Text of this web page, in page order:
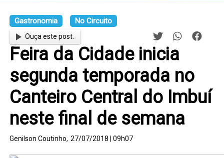
Gastronomia No Circuito
Ouça este post.
Feira da Cidade inicia
segunda temporada no
Canteiro Central do Imbuí
neste final de semana
Genilson Coutinho, 27/07/2018 | 09h07